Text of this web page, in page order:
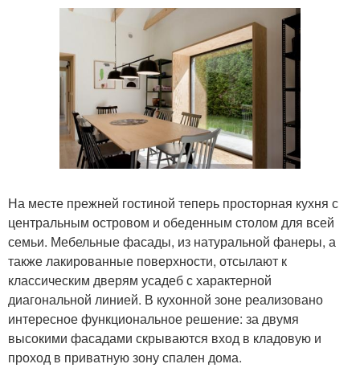
На месте прежней гостиной теперь просторная кухня с
центральным островом и обеденным столом для всей
семьи. Мебельные фасады, из натуральной фанеры, а
также лакированные поверхности, отсылают к
классическим дверям усадеб с характерной
диагональной линией. В кухонной зоне реализовано
интересное функциональное решение: за двумя
высокими фасадами скрываются вход в кладовую и
проход в приватную зону спален дома.